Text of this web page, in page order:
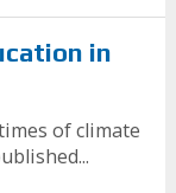
in
of climate